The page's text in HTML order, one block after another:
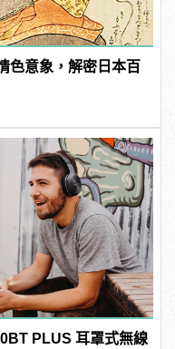
色意象，解密日本百
PLUS 耳罩式無線